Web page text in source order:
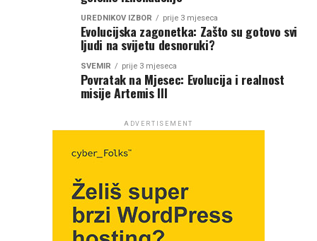
UREDNIKOV IZBOR prije 3 mjeseca
Evolucijska zagonetka: Zašto su gotovo svi
ljudi na svijetu desnoruki?
SVEMIR prije 3 mjeseca
Povratak na Mjesec: Evolucija i realnost
misije Artemis III
ADVERTISEMENT